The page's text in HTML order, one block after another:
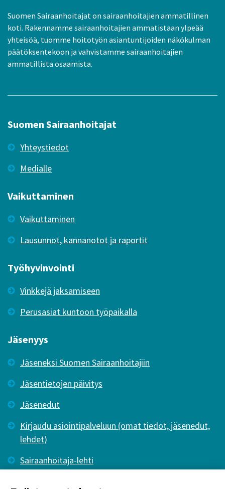
Suomen Sairaanhoitajat on sairaanhoitajien ammatillinen
koti. Rakennamme sairaanhoitajien ammatistaan ylpeää
yhteisöä, tuomme hoitotyön asiantuntijoiden näkökulman
päätöksentekoon ja vahvistamme sairaanhoitajien
ammatillista osaamista.
Suomen Sairaanhoitajat
Yhteystiedot
Medialle
Vaikuttaminen
Vaikuttaminen
Lausunnot, kannanotot ja raportit
Työhyvinvointi
Vinkkejä jaksamiseen
Perusasiat kuntoon työpaikalla
Jäsenyys
Jäseneksi Suomen Sairaanhoitajiin
Jäsentietojen päivitys
Jäsenedut
Kirjaudu asiointipalveluun (omat tiedot, jäsenedut,
lehdet)
Sairaanhoitaja-lehti